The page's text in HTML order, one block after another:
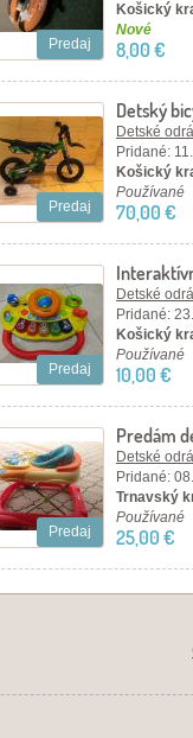
Predaj
Košický
Nové
8,00 €
Predaj
Detský
Detské
Pridané:
Košický
Používané
70,00 €
Predaj
jednom
Detské
Pridané:
Košický
Používané
10,00 €
Predaj
Predám
Detské
Pridané:
Trnavský
Používané
25,00 €